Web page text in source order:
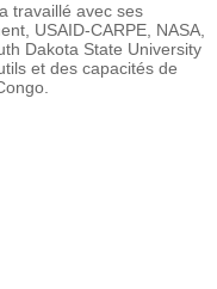
travaillé avec ses
USAID-CARPE, NASA,
Dakota State University
et des capacités de